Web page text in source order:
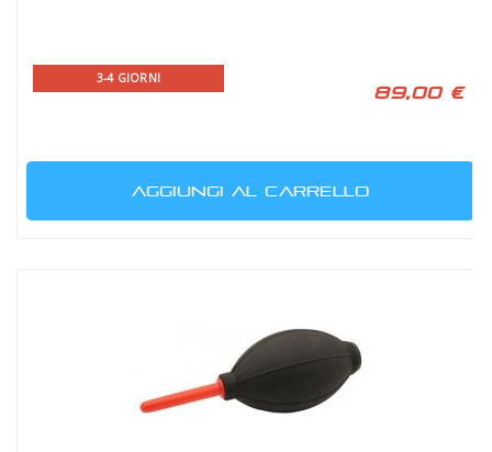
3-4 GIORNI
89,00 €
AGGIUNGI AL CARRELLO